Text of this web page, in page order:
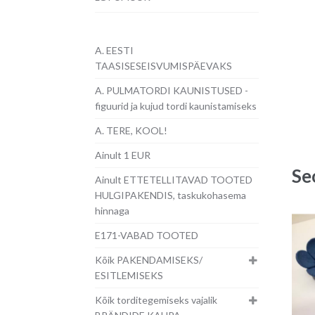
A. EESTI
TAASISESEISVUMISPÄEVAKS
A. PULMATORDI KAUNISTUSED -
figuurid ja kujud tordi kaunistamiseks
A. TERE, KOOL!
Ainult 1 EUR
Ainult ETTETELLITAVAD TOOTED
HULGIPAKENDIS, taskukohasema
hinnaga
E171-VABAD TOOTED
Kõik PAKENDAMISEKS/
ESITLEMISEKS
Kõik torditegemiseks vajalik